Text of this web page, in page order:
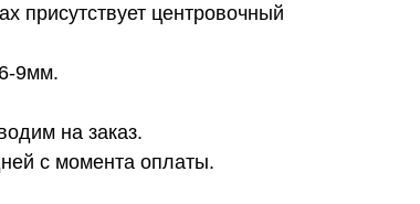
присутствует центровочный
9мм.
на заказ.
с момента оплаты.